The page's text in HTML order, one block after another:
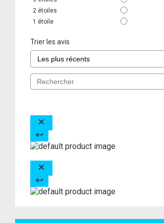
2 étoiles
1 étoile
Trier les avis